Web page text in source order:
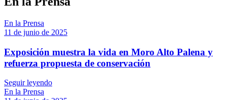
En la Prensa
11 de junio de 2025
Exposición muestra la vida en Moro Alto Palena y
refuerza propuesta de conservación
Seguir leyendo
En la Prensa